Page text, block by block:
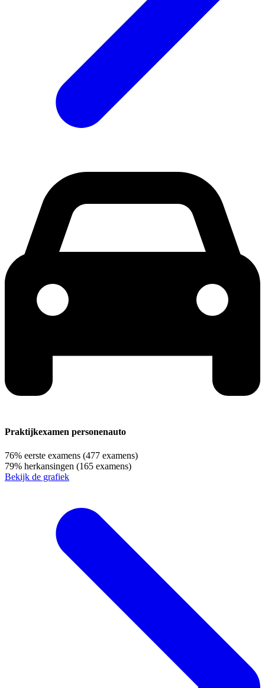
Praktijkexamen personenauto
76% eerste examens (477 examens)
79% herkansingen (165 examens)
Bekijk de grafiek